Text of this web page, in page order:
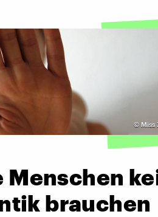
© Miss
Menschen
brauchen